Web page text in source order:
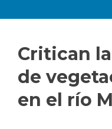
Critican
de
en el río